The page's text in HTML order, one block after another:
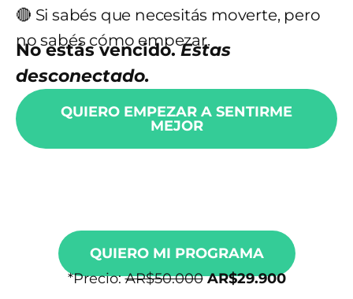
🔴 Si sabés que necesitás moverte, pero
no sabés cómo empezar.
No estás vencido.Estas
desconectado.
QUIERO EMPEZAR A SENTIRME
MEJOR
QUIERO MI PROGRAMA
*Precio:AR$50.000 AR$29.900